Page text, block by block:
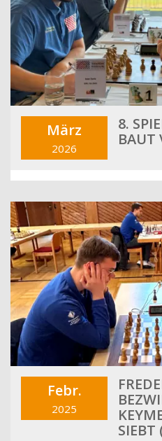
März
2026
8.
BAUT
Febr.
2025
SIEBT